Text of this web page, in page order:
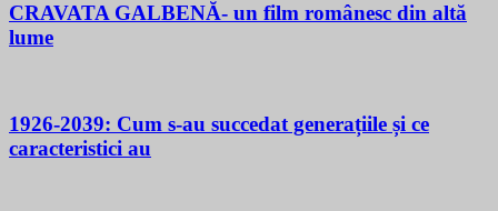
CRAVATA GALBENĂ- un film românesc din altă
lume
1926-2039: Cum s-au succedat generațiile și ce
caracteristici au